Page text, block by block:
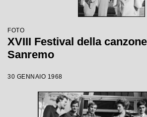
FOTO
XVIII Festival della
Sanremo
30 GENNAIO 1968